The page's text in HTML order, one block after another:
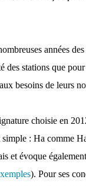
années
stations que
besoins de leurs
choisie en
: Ha comme
et évoque
). Pour ses